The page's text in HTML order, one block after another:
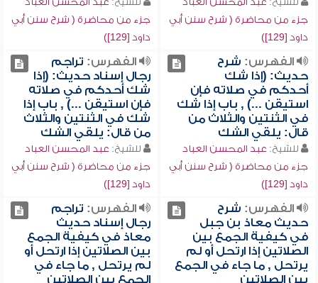
جزء من محاضرة ( شرح سنن أبي
داود [129])
جزء من محاضرة ( شرح سنن أبي
داود [129])
الفهرس: شرح
حديث: (إذا شك
أحدكم في صلاته فإن
استيقن ...) , باب إذا شك
في الثنتين والثلاث من
قال: يلقي الشك
للشيخ: عبد المحسن العباد
جزء من محاضرة ( شرح سنن أبي
داود [129])
الفهرس: تراجم
رجال إسناد حديث: (إذا
شك أحدكم في صلاته
فإن استيقن ...) , باب إذا
شك في الثنتين والثلاث
من قال: يلقي الشك
للشيخ: عبد المحسن العباد
جزء من محاضرة ( شرح سنن أبي
داود [129])
الفهرس: شرح
حديث معاذ بن جبل
في كيفية الجمع بين
الصلاتين إذا ارتحل أو لم
يرتحل , ما جاء في الجمع
بين الصلاتين
الفهرس: تراجم
رجال إسناد حديث
معاذ في كيفية الجمع
بين الصلاتين إذا ارتحل أو
لم يرتحل , ما جاء في
الجمع بين الصلاتين